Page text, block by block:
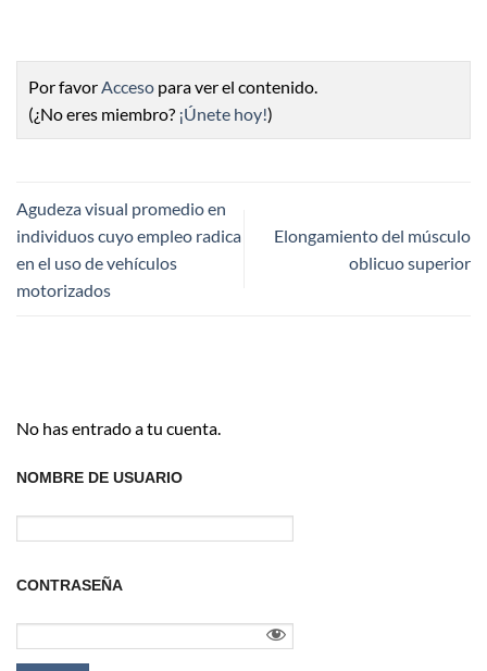
Por favorAcceso para ver el contenido.
(¿No eres miembro? ¡Únete hoy!)
Agudeza visual promedio en
individuos cuyo empleo radica
en el uso de vehículos
motorizados
Elongamiento del músculo
oblicuo superior
No has entrado a tu cuenta.
NOMBRE DE USUARIO
CONTRASEÑA